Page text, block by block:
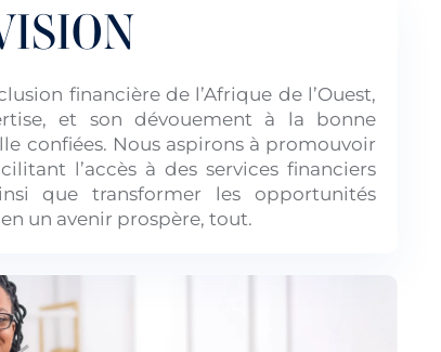
financière de l’Afrique de l’Ouest,
et son dévouement à la bonne
confiées. Nous aspirons à promouvoir
l’accès à des services financiers
que transformer les opportunités
un avenir prospère, tout.